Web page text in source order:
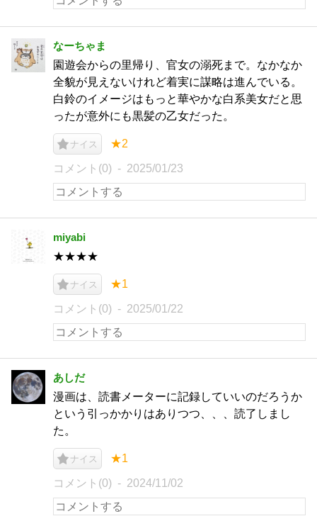
なーちゃま
園遊会からの里帰り、官女の溺死まで。なかなか
全貌が見えないけれど着実に謀略は進んでいる。
白鈴のイメージはもっと華やかな白系美女だと思
ったが意外にも黒髪の乙女だった。
ナイス ★2
コメント(0) 2025/01/23
miyabi
★★★★
ナイス ★1
コメント(0) 2025/01/22
あしだ
漫画は、読書メーターに記録していいのだろうか
という引っかかりはありつつ、、、読了しまし
た。
ナイス ★1
コメント(0) 2024/11/02